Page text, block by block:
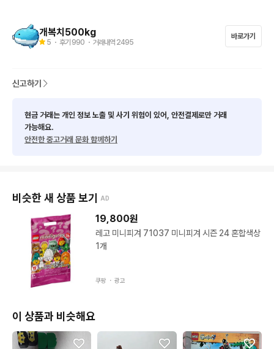
개복치500kg
5 ・ 후기 990 ・ 거래내역 2495
바로가기
신고하기
현금 거래는 개인 정보 노출 및 사기 위험이 있어, 안전결제로만 거래
가능해요.
안전한 중고거래 문화 함께하기
비슷한 새 상품 보기 AD
19,800원
레고 미니피겨 71037 미니피겨 시즌 24 혼합색상
1개
쿠팡 ・ 광고
이 상품과 비슷해요